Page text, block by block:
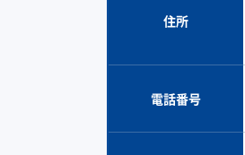
住所
電話番号